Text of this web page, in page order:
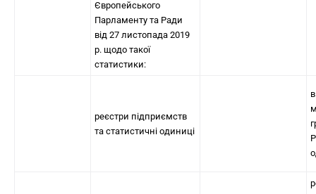
Європейського
Парламенту та Ради
від 27 листопада 2019
р. щодо такої
статистики:
реєстри підприємств
та статистичні одиниці